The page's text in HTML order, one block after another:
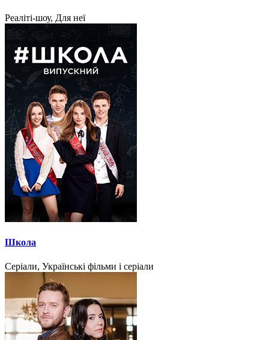
Реаліті-шоу, Для неї
Школа
Серіали, Українські фільми і серіали